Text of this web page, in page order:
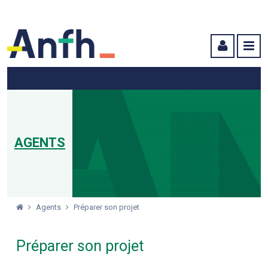
AGENTS
Agents Préparer son projet
Préparer son projet